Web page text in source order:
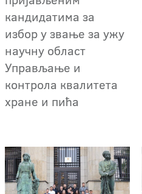
кандидатима за
избор у звање за ужу
научну област
Управљање и
контрола квалитета
хране и пића